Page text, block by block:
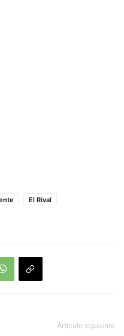
El Rival
Artículo siguiente